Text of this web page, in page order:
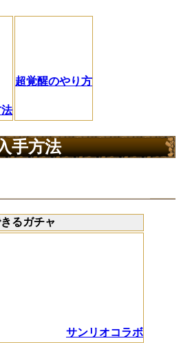
超覚醒のやり方
手方法
るガチャ
サンリオコラボ